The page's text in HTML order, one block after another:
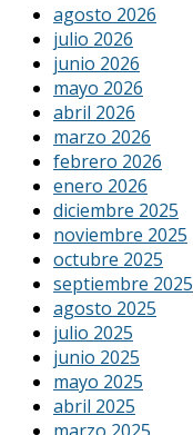
agosto 2026
julio 2026
junio 2026
mayo 2026
abril 2026
marzo 2026
febrero 2026
enero 2026
diciembre 2025
noviembre 2025
octubre 2025
septiembre 2025
agosto 2025
julio 2025
junio 2025
mayo 2025
abril 2025